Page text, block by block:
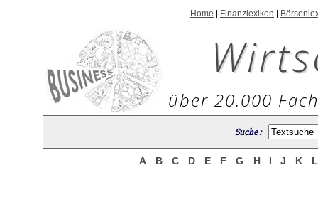
Home Finanzlexikon
über 20.000
Suche :
A B C D E F G H I J K